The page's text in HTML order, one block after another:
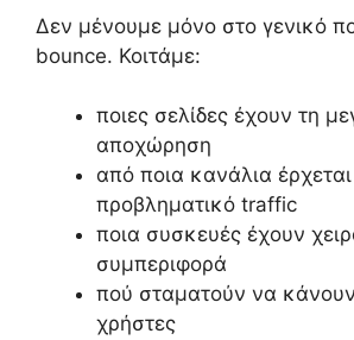
Δεν μένουμε μόνο στο γενικό
bounce. Κοιτάμε:
ποιες σελίδες έχουν τη
αποχώρηση
από ποια κανάλια
προβληματικό traffic
ποια συσκευές έχουν
συμπεριφορά
πού σταματούν να
χρήστες